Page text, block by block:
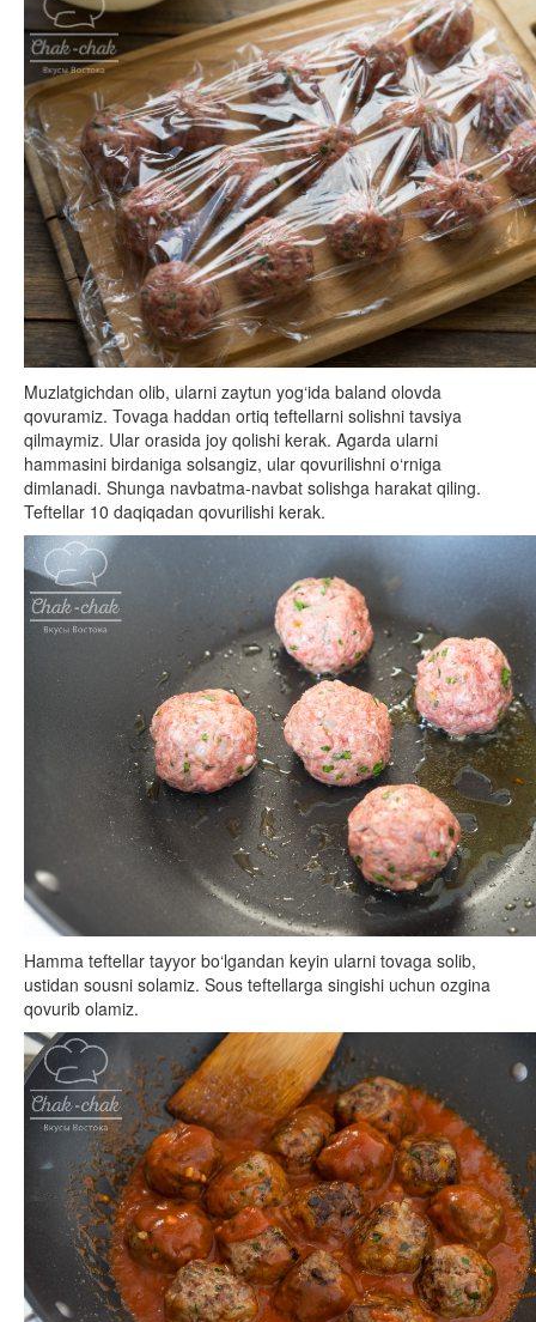
Muzlatgichdan olib, ularni zaytun yog‘ida baland olovda
qovuramiz. Tovaga haddan ortiq teftellarni solishni tavsiya
qilmaymiz. Ular orasida joy qolishi kerak. Agarda ularni
hammasini birdaniga solsangiz, ular qovurilishni o‘rniga
dimlanadi. Shunga navbatma-navbat solishga harakat qiling.
Teftellar 10 daqiqadan qovurilishi kerak.
Hamma teftellar tayyor bo‘lgandan keyin ularni tovaga solib,
ustidan sousni solamiz. Sous teftellarga singishi uchun ozgina
qovurib olamiz.